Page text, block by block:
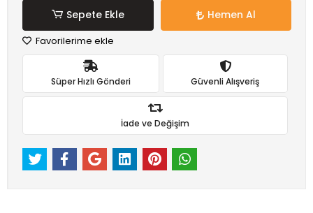
Sepete Ekle Hemen Al
Favorilerime ekle
Süper Hızlı Gönderi Güvenli Alışveriş
İade ve Değişim